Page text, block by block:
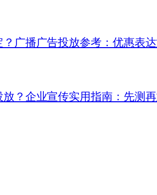
广播广告投放参考：优惠表
？企业宣传实用指南：先测